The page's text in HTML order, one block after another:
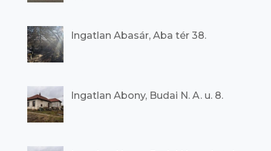
Ingatlan Abasár, Aba tér 38.
Ingatlan Abony, Budai N. A. u. 8.